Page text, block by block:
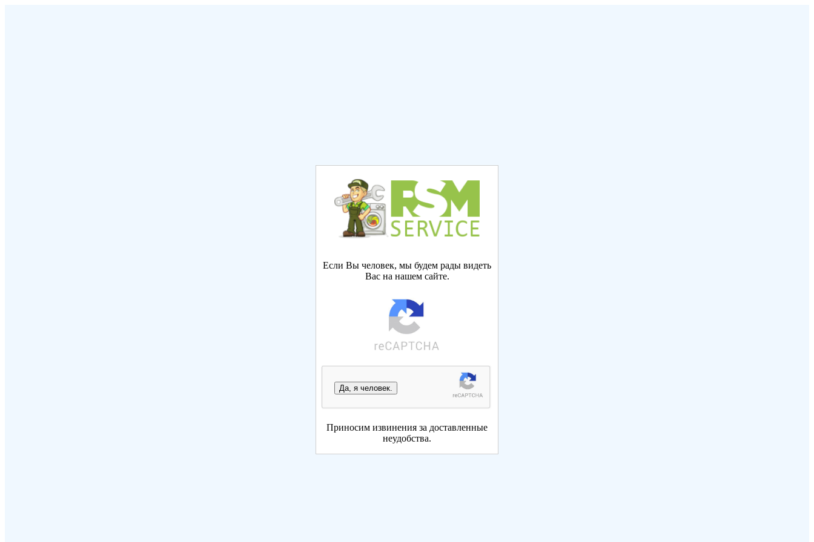
Если Вы человек, мы будем рады видеть
Вас на нашем сайте.
Да, я человек.
Приносим извинения за доставленные
неудобства.